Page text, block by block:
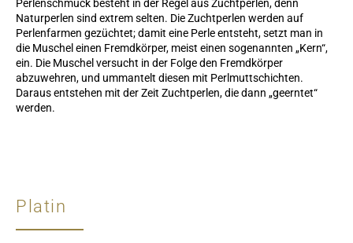
Perlenschmuck besteht in der Regel aus Zuchtperlen, denn
Naturperlen sind extrem selten. Die Zuchtperlen werden auf
Perlenfarmen gezüchtet; damit eine Perle entsteht, setzt man in
die Muschel einen Fremdkörper, meist einen sogenannten „Kern“,
ein. Die Muschel versucht in der Folge den Fremdkörper
abzuwehren, und ummantelt diesen mit Perlmuttschichten.
Daraus entstehen mit der Zeit Zuchtperlen, die dann „geerntet“
werden.
Platin